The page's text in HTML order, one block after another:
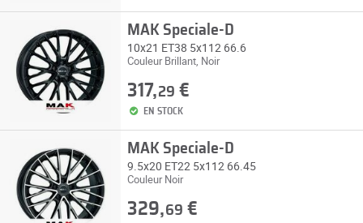
MAK Speciale-D
10x21 ET38 5x112 66.6
Couleur Brillant, Noir
317,29 €
EN STOCK
MAK Speciale-D
9.5x20 ET22 5x112 66.45
Couleur Noir
329,69 €